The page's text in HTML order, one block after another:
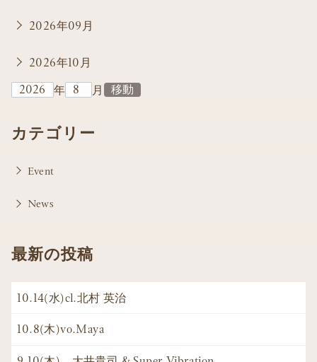
2026年09月
2026年10月
年
月
カテゴリー
Event
News
最新の投稿
10.14(水)cl.北村 英治
10.8(木)vo.Maya